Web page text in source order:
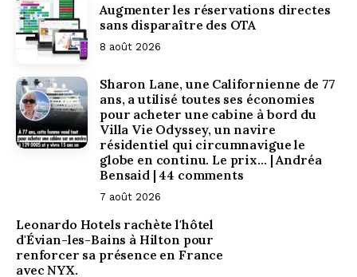
Augmenter les réservations directes
sans disparaître des OTA
8 août 2026
Sharon Lane, une Californienne de 77
ans, a utilisé toutes ses économies
pour acheter une cabine à bord du
Villa Vie Odyssey, un navire
résidentiel qui circumnavigue le
globe en continu. Le prix… | Andréa
Bensaid | 44 comments
7 août 2026
Leonardo Hotels rachète l'hôtel
d'Évian-les-Bains à Hilton pour
renforcer sa présence en France
avec NYX.